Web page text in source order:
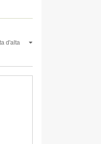
d'alta